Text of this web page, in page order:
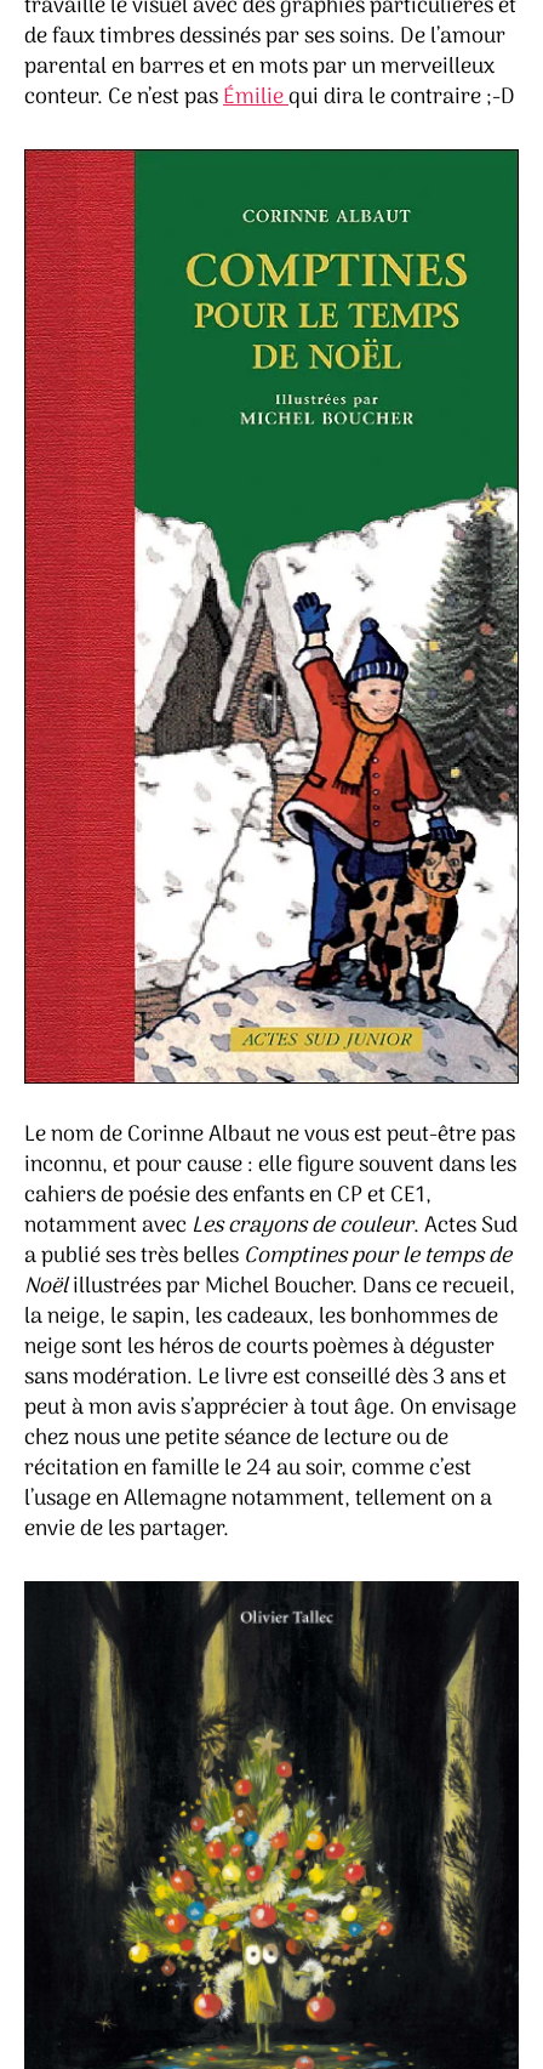
de faux timbres dessinés par ses soins. De l’amour
parental en barres et en mots par un merveilleux
conteur. Ce n’est pasÉmiliequi dira le contraire ;-D
Le nom de Corinne Albaut ne vous est peut-être pas
inconnu, et pour cause : elle figure souvent dans les
cahiers de poésie des enfants en CP et CE1,
notamment avec Les crayons de couleur. Actes Sud
a publié ses très belles Comptines pour le temps de
Noëlillustrées par Michel Boucher. Dans ce recueil,
la neige, le sapin, les cadeaux, les bonhommes de
neige sont les héros de courts poèmes à déguster
sans modération. Le livre est conseillé dès 3 ans et
peut à mon avis s’apprécier à tout âge. On envisage
chez nous une petite séance de lecture ou de
récitation en famille le 24 au soir, comme c’est
l’usage en Allemagne notamment, tellement on a
envie de les partager.